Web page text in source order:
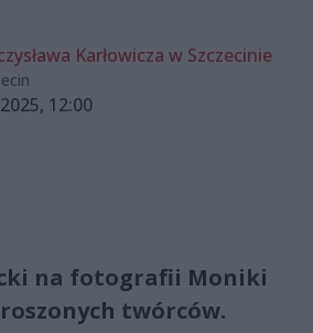
Karłowicza w Szczecinie
12:00
na fotografii Moniki
twórców.